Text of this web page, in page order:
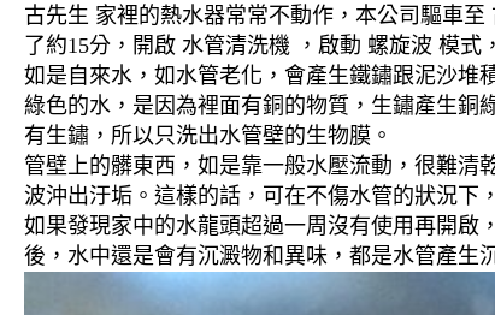
古先生 家裡的熱水器常常不動作，本公司驅車
了約15分，開啟 水管清洗機 ，啟動 螺旋波 模
如是自來水，如水管老化，會產生鐵鏽跟泥沙堆
綠色的水，是因為裡面有銅的物質，生鏽產生銅
有生鏽，所以只洗出水管壁的生物膜。
管壁上的髒東西，如是靠一般水壓流動，很難
波沖出汙垢。這樣的話，可在不傷水管的狀況下
如果發現家中的水龍頭超過一周沒有使用再開啟
後，水中還是會有沉澱物和異味，都是水管產生